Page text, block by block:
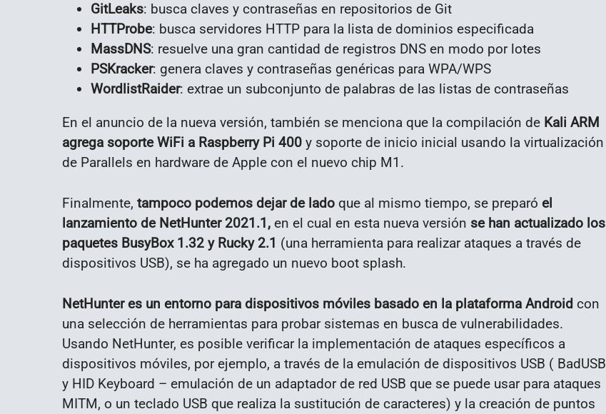
GitLeaks: busca claves y contraseñas en repositorios de Git
HTTProbe: busca servidores HTTP para la lista de dominios especificada
MassDNS: resuelve una gran cantidad de registros DNS en modo por lotes
PSKracker: genera claves y contraseñas genéricas para WPA/WPS
WordlistRaider: extrae un subconjunto de palabras de las listas de contraseñas
En el anuncio de la nueva versión, también se menciona que la compilación de Kali ARM
agrega soporte WiFi a Raspberry Pi 400 y soporte de inicio inicial usando la virtualización
de Parallels en hardware de Apple con el nuevo chip M1.
Finalmente, tampoco podemos dejar de lado que al mismo tiempo, se preparó el
lanzamiento de NetHunter 2021.1, en el cual en esta nueva versión se han actualizado los
paquetes BusyBox 1.32 y Rucky 2.1 (una herramienta para realizar ataques a través de
dispositivos USB), se ha agregado un nuevo boot splash.
NetHunter es un entorno para dispositivos móviles basado en la plataforma Android con
una selección de herramientas para probar sistemas en busca de vulnerabilidades.
Usando NetHunter, es posible verificar la implementación de ataques específicos a
dispositivos móviles, por ejemplo, a través de la emulación de dispositivos USB ( BadUSB
y HID Keyboard – emulación de un adaptador de red USB que se puede usar para ataques
MITM, o un teclado USB que realiza la sustitución de caracteres) y la creación de puntos